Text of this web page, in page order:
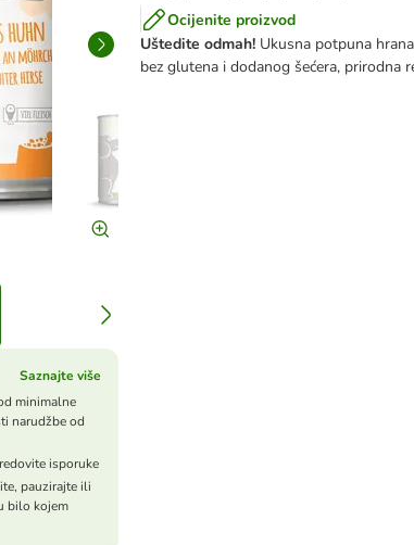
Ocijenite proizvod
Uštedite odmah! Ukusna potpuna
bez glutena i dodanog šećera, prirodna
Saznajte više
minimalne
narudžbe od
isporuke
pauzirajte ili
bilo kojem